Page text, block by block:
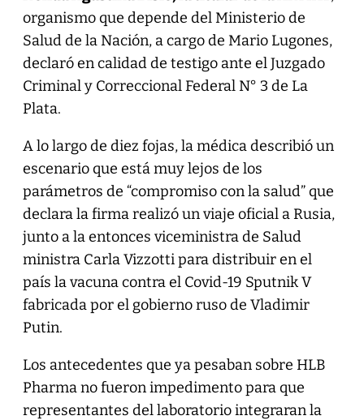
organismo que depende del Ministerio de
Salud de la Nación, a cargo de Mario Lugones,
declaró en calidad de testigo ante el Juzgado
Criminal y Correccional Federal N° 3 de La
Plata.
A lo largo de diez fojas, la médica describió un
escenario que está muy lejos de los
parámetros de “compromiso con la salud” que
declara la firma realizó un viaje oficial a Rusia,
junto a la entonces viceministra de Salud
ministra Carla Vizzotti para distribuir en el
país la vacuna contra el Covid-19 Sputnik V
fabricada por el gobierno ruso de Vladimir
Putin.
Los antecedentes que ya pesaban sobre HLB
Pharma no fueron impedimento para que
representantes del laboratorio integraran la